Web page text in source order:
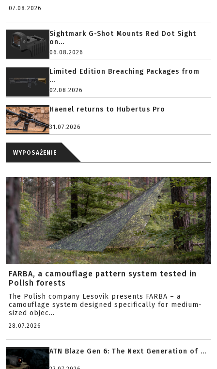
07.08.2026
Sightmark G-Shot Mounts Red Dot Sight
on...
06.08.2026
Limited Edition Breaching Packages from
...
02.08.2026
Haenel returns to Hubertus Pro
31.07.2026
WYPOSAŻENIE
FARBA, a camouflage pattern system tested in
Polish forests
The Polish company Lesovik presents FARBA – a
camouflage system designed specifically for medium-
sized objec...
28.07.2026
ATN Blaze Gen 6: The Next Generation of ...